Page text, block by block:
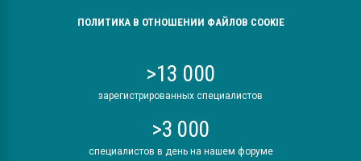
ПОЛИТИКА В ОТНОШЕНИИ ФАЙЛОВ COOKIE
>13 000
зарегистрированных специалистов
>3 000
специалистов в день на нашем форуме